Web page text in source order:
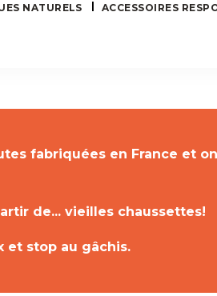
NATURELS ACCESSOIRES
fabriquées en France et
de... vieilles chaussettes!
et stop au gâchis.